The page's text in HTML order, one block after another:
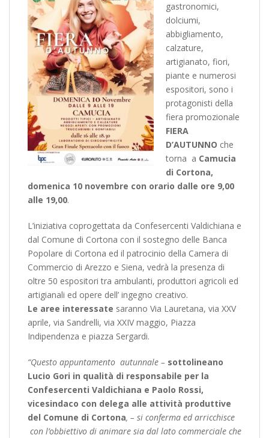
gastronomici,
dolciumi,
abbigliamento,
calzature,
artigianato, fiori,
piante e numerosi
espositori, sono i
protagonisti della
fiera promozionale
FIERA
D’AUTUNNO che
torna a Camucia
di Cortona,
domenica 10 novembre con orario dalle ore 9,00
alle 19,00.
L’iniziativa coprogettata da Confesercenti Valdichiana e
dal Comune di Cortona con il sostegno delle Banca
Popolare di Cortona ed il patrocinio della Camera di
Commercio di Arezzo e Siena, vedrà la presenza di
oltre 50 espositori tra ambulanti, produttori agricoli ed
artigianali ed opere dell’ ingegno creativo.
Le aree interessate saranno Via Lauretana, via XXV
aprile, via Sandrelli, via XXIV maggio, Piazza
Indipendenza e piazza Sergardi.
“Questo appuntamento autunnale – sottolineano
Lucio Gori in qualità di responsabile per la
Confesercenti Valdichiana e Paolo Rossi,
vicesindaco con delega alle attività produttive
del Comune di Cortona, – si conferma ed arricchisce
con l’obbiettivo di animare sia dal lato commerciale che